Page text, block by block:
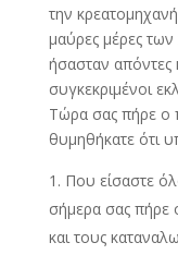
την
μαύρες μέρες
ήσασταν απόντες
συγκεκριμένοι
Τώρα σας πήρε ο
θυμηθήκατε ότι
Που είσαστε
σήμερα σας πήρε
και τους